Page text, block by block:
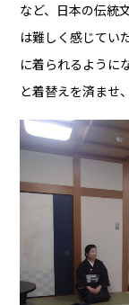
など、日本の伝統
は難しく感じてい
に着られるように
と着替えを済ませ